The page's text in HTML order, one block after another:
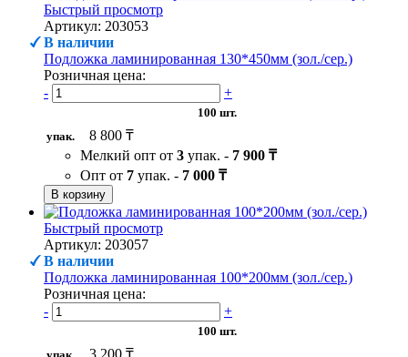
Быстрый просмотр
Артикул: 203053
В наличии
Подложка ламинированная 130*450мм (зол./сер.)
Розничная цена:
-
+
100 шт.
упак.
8 800 ₸
Мелкий опт от 3 упак. - 7 900 ₸
Опт от 7 упак. - 7 000 ₸
В корзину
Быстрый просмотр
Артикул: 203057
В наличии
Подложка ламинированная 100*200мм (зол./сер.)
Розничная цена:
-
+
100 шт.
3 200 ₸